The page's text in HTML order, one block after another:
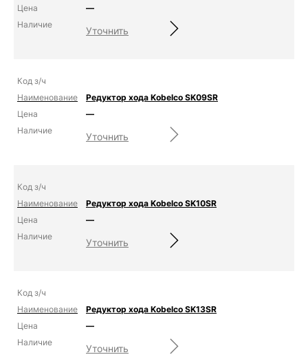
—
Уточнить
Редуктор хода Kobelco SK09SR
—
Уточнить
Редуктор хода Kobelco SK10SR
—
Уточнить
Редуктор хода Kobelco SK13SR
—
Уточнить